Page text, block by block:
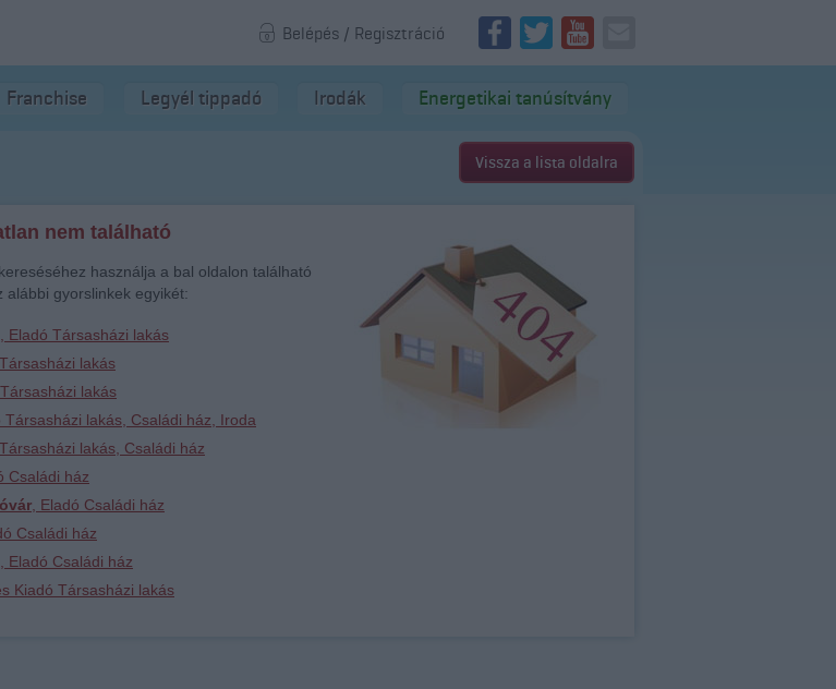
Belépés / Regisztráció
Franchise Legyél tippadó Irodák Energetikai tanúsítvány
Vissza a lista oldalra
nem található
használja a bal oldalon található
alábbi gyorslinkek egyikét:
, Eladó Társasházi lakás
Társasházi lakás
Társasházi lakás
Társasházi lakás, Családi ház, Iroda
Társasházi lakás, Családi ház
Családi ház
, Eladó Családi ház
Családi ház
, Eladó Családi ház
Kiadó Társasházi lakás